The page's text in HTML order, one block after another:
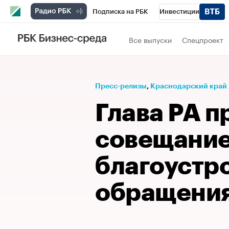
Подписка на РБК Инвестиции
Телеканал
Спецпроекты Проверка контрагентов
Все выпуски Спецпроект
Пресс-релизы⁠, Краснодарский край
Глава РА